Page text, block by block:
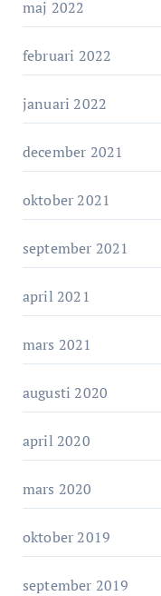
maj 2022
februari 2022
januari 2022
december 2021
oktober 2021
september 2021
april 2021
mars 2021
augusti 2020
april 2020
mars 2020
oktober 2019
september 2019